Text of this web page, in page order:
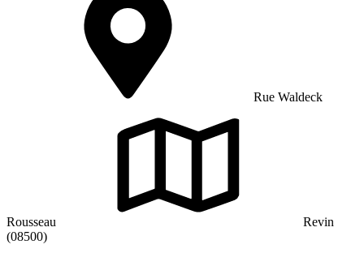
Rue Waldeck
Rousseau
Revin
(08500)